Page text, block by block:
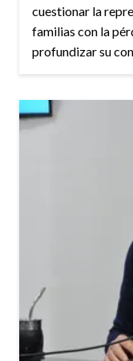
cuestionar la
familias con la
profundizar su